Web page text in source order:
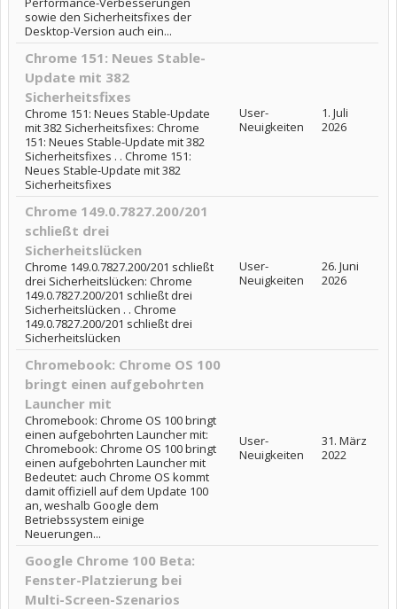
sowie den Sicherheitsfixes der
Desktop-Version auch ein...
Chrome 151: Neues Stable-
Update mit 382
Sicherheitsfixes
Chrome 151: Neues Stable-Update
mit 382 Sicherheitsfixes: Chrome
151: Neues Stable-Update mit 382
Sicherheitsfixes . . Chrome 151:
Neues Stable-Update mit 382
Sicherheitsfixes
User-
Neuigkeiten
1. Juli
2026
Chrome 149.0.7827.200/201
schließt drei
Sicherheitslücken
Chrome 149.0.7827.200/201 schließt
drei Sicherheitslücken: Chrome
149.0.7827.200/201 schließt drei
Sicherheitslücken . . Chrome
149.0.7827.200/201 schließt drei
Sicherheitslücken
User-
Neuigkeiten
26. Juni
2026
Chromebook: Chrome OS 100
bringt einen aufgebohrten
Launcher mit
Chromebook: Chrome OS 100 bringt
einen aufgebohrten Launcher mit:
Chromebook: Chrome OS 100 bringt
einen aufgebohrten Launcher mit
Bedeutet: auch Chrome OS kommt
damit offiziell auf dem Update 100
an, weshalb Google dem
Betriebssystem einige
Neuerungen...
User-
Neuigkeiten
31. März
2022
Google Chrome 100 Beta:
Fenster-Platzierung bei
Multi-Screen-Szenarios